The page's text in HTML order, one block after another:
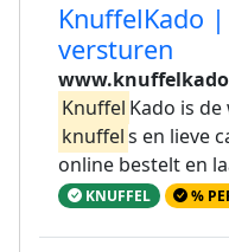
KnuffelKado
versturen
Knuffel Kado is
knuffels en lieve
online bestelt en
KNUFFEL %